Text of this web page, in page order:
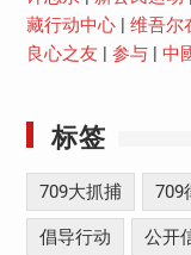
藏行动中心| 维吾尔
良心之友
参与| 中
标签
709大抓捕 709
倡导行动 公开